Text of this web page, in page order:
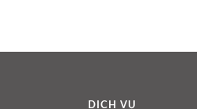
DỊCH VỤ